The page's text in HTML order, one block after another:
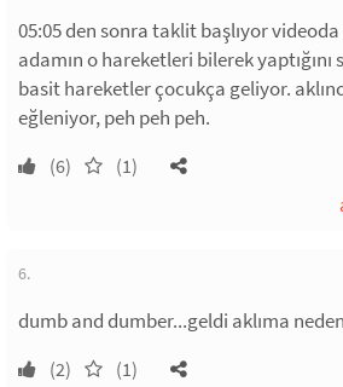
05:05 den sonra taklit başlıyor
adamın o hareketleri bilerek
basit hareketler çocukça geliyor.
eğleniyor, peh peh peh.
(6) (1)
6.
dumb and dumber...geldi aklıma
(2) (1)